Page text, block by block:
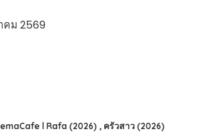
คม 2569
l Rafa (2026) , ครัวสาว (2026)